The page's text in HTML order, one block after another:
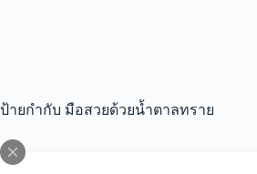
ป้ายกำกับ มือสวยด้วยน้ำตาลทราย